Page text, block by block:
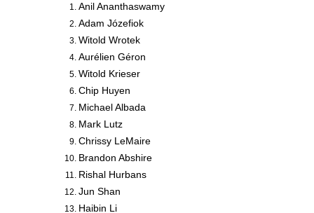
Anil Ananthaswamy
Adam Józefiok
Witold Wrotek
Aurélien Géron
Witold Krieser
Chip Huyen
Michael Albada
Mark Lutz
Chrissy LeMaire
Brandon Abshire
Rishal Hurbans
Jun Shan
Haibin Li